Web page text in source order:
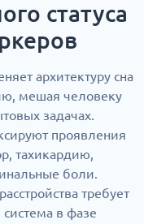
статуса
архитектуру сна
мешая человеку
задачах.
проявления
тахикардию,
боли.
требует
в фазе